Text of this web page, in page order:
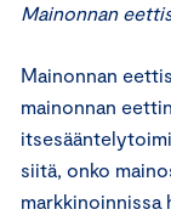
Mainonnan
Mainonnan
mainonnan
siitä, onko
markkinoinnissa